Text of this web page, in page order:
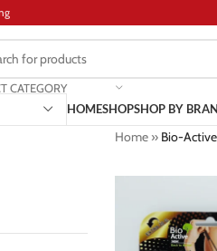
CATEGORY
HOMESHOPSHOP BY
Home» Bio-